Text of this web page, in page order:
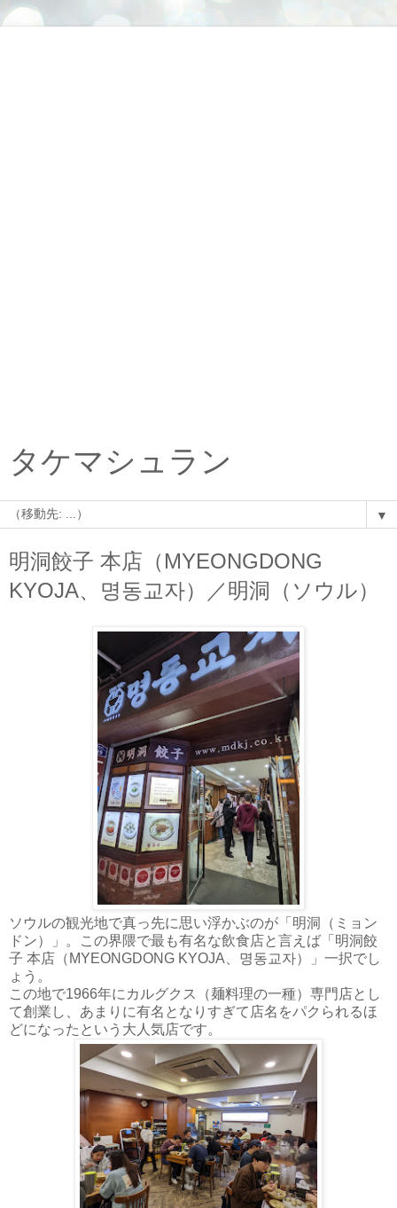
タケマシュラン
▼
明洞餃子 本店（MYEONGDONG
KYOJA、명동교자）／明洞（ソウル）
ソウルの観光地で真っ先に思い浮かぶのが「明洞（ミョン
ドン）」。この界隈で最も有名な飲食店と言えば「明洞餃
子 本店（MYEONGDONG KYOJA、명동교자）」一択でし
ょう。
この地で1966年にカルグクス（麺料理の一種）専門店とし
て創業し、あまりに有名となりすぎて店名をパクられるほ
どになったという大人気店です。